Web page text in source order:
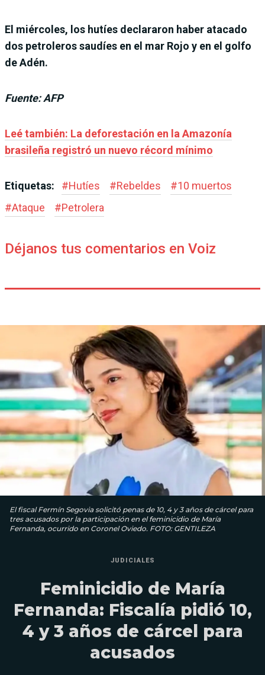
El miércoles, los hutíes declararon haber atacado
dos petroleros saudíes en el mar Rojo y en el golfo
de Adén.
Fuente: AFP
Leé también: La deforestación en la Amazonía
brasileña registró un nuevo récord mínimo
Etiquetas: #Hutíes #Rebeldes #10 muertos
#Ataque #Petrolera
Déjanos tus comentarios en Voiz
El fiscal Fermín Segovia solicitó penas de 10, 4 y 3 años de cárcel para
tres acusados por la participación en el feminicidio de María
Fernanda, ocurrido en Coronel Oviedo. FOTO: GENTILEZA
JUDICIALES
Feminicidio de María
Fernanda: Fiscalía pidió 10,
4 y 3 años de cárcel para
acusados